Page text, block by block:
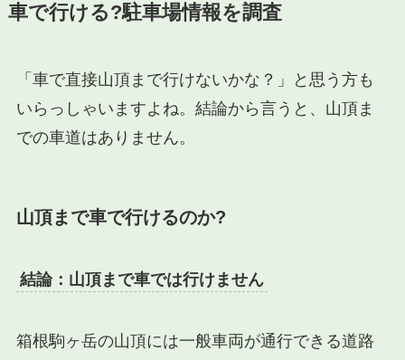
車で行ける?駐車場情報を調査
「車で直接山頂まで行けないかな？」と思う方も
いらっしゃいますよね。結論から言うと、山頂ま
での車道はありません。
山頂まで車で行けるのか?
結論：山頂まで車では行けません
箱根駒ヶ岳の山頂には一般車両が通行できる道路